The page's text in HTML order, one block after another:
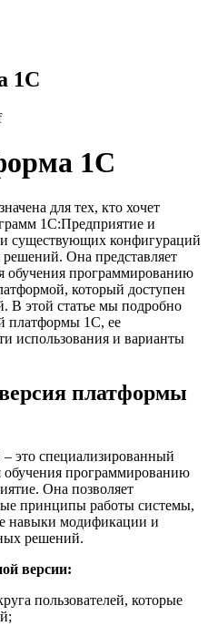
1С
1С
для тех, кто хочет
1С:Предприятие и
существующих конфигураций
Она представляет
обучения программированию
который доступен
В этой статье мы подробно
платформы 1С, ее
использования и варианты
платформы
это специализированный
обучения программированию
Она позволяет
принципы работы системы,
навыки модификации и
решений.
версии:
пользователей, которые